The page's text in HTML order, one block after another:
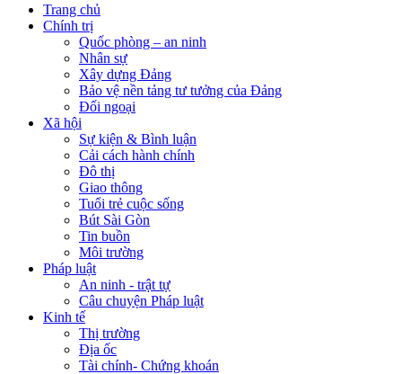
Trang chủ
Chính trị
Quốc phòng – an ninh
Nhân sự
Xây dựng Đảng
Bảo vệ nền tảng tư tưởng của Đảng
Đối ngoại
Xã hội
Sự kiện & Bình luận
Cải cách hành chính
Đô thị
Giao thông
Tuổi trẻ cuộc sống
Bút Sài Gòn
Tin buồn
Môi trường
Pháp luật
An ninh - trật tự
Câu chuyện Pháp luật
Kinh tế
Thị trường
Địa ốc
Tài chính- Chứng khoán